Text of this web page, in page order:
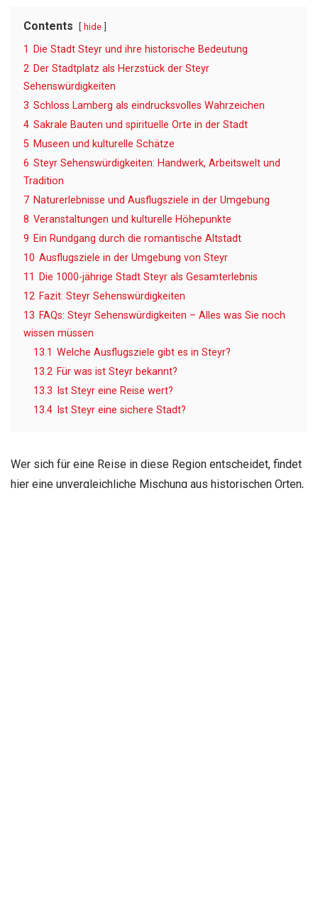
Contents hide
1
Die Stadt Steyr und ihre historische Bedeutung
2 Der Stadtplatz als Herzstück der Steyr
Sehenswürdigkeiten
3 Schloss Lamberg als eindrucksvolles Wahrzeichen
4 Sakrale Bauten und spirituelle Orte in der Stadt
5 Museen und kulturelle Schätze
6 Steyr Sehenswürdigkeiten: Handwerk, Arbeitswelt und
Tradition
7 Naturerlebnisse und Ausflugsziele in der Umgebung
8 Veranstaltungen und kulturelle Höhepunkte
9 Ein Rundgang durch die romantische Altstadt
10 Ausflugsziele in der Umgebung von Steyr
11
Die 1000-jährige Stadt Steyr als Gesamterlebnis
12 Fazit: Steyr Sehenswürdigkeiten
13 FAQs: Steyr Sehenswürdigkeiten – Alles was Sie noch
wissen müssen
13.1 Welche Ausflugsziele gibt es in Steyr?
13.2 Für was ist Steyr bekannt?
13.3
Ist Steyr eine Reise wert?
13.4 Ist Steyr eine sichere Stadt?
Wer sich für eine Reise in diese Region entscheidet, findet
hier eine unvergleichliche Mischung aus historischen Orten,